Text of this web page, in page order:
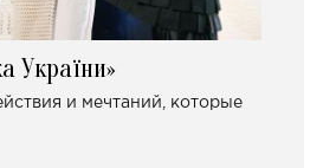
України»
и мечтаний, которые